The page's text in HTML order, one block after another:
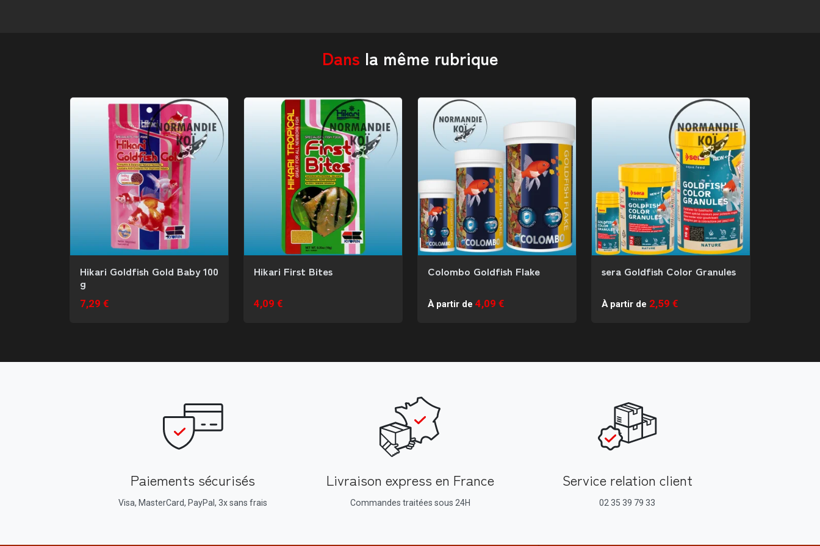
Dans la même rubrique
Hikari Goldfish Gold Baby 100
g
7,29 €
Hikari First Bites
4,09 €
Colombo Goldfish Flake
À partir de 4,09 €
sera Goldfish Color Granules
À partir de 2,59 €
Paiements sécurisés
Visa, MasterCard, PayPal, 3x sans frais
Livraison express en France
Commandes traitées sous 24H
Service relation client
02 35 39 79 33